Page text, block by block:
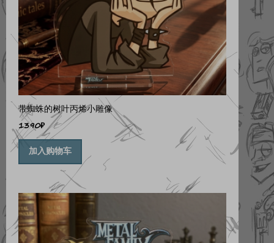
带蜘蛛的树叶丙烯小雕像
1390₽
加入购物车